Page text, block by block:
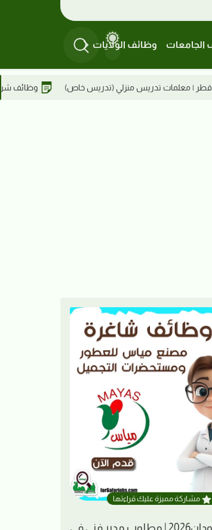
الجامعات وظائف الولايات
خاص) وظائف شركة أبو الفاضل بلازا | أخصائي
مشاركة مميزة عليك قراءتها
وظائف السودان2026 | مطلوب مدير فني في